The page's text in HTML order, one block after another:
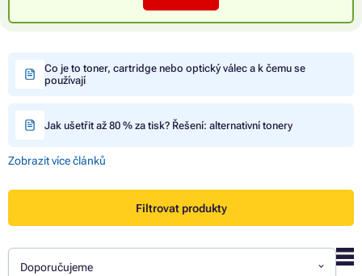
Co je to toner, cartridge nebo optický válec a k čemu se
používají
Jak ušetřit až 80 % za tisk? Řešení: alternativní tonery
Zobrazit více článků
Filtrovat produkty
Doporučujeme